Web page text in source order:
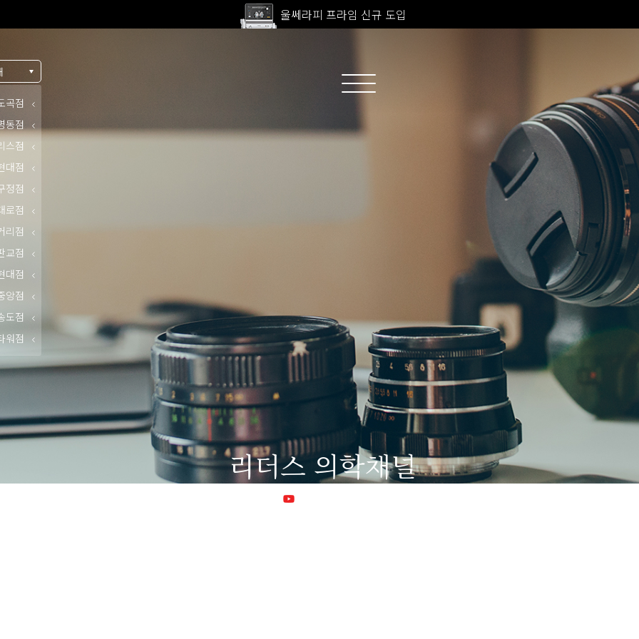
고압산소치료 신규 도입
울쎄라피 프라임 신규 도입
곡점
동점
스점
대점
정점
로점
리점
교점
대점
앙점
도점
워점
리더스 의학채널